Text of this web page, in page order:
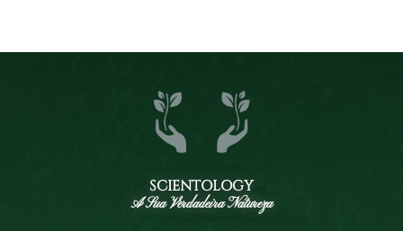
SCIENTOLOGY
A Sua Verdadeira Natureza